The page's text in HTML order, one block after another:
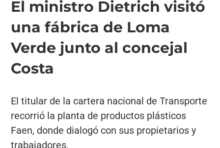
El ministro Dietrich visitó
una fábrica de Loma
Verde junto al concejal
Costa
El titular de la cartera nacional de Transporte
recorrió la planta de productos plásticos
Faen, donde dialogó con sus propietarios y
trabajadores.